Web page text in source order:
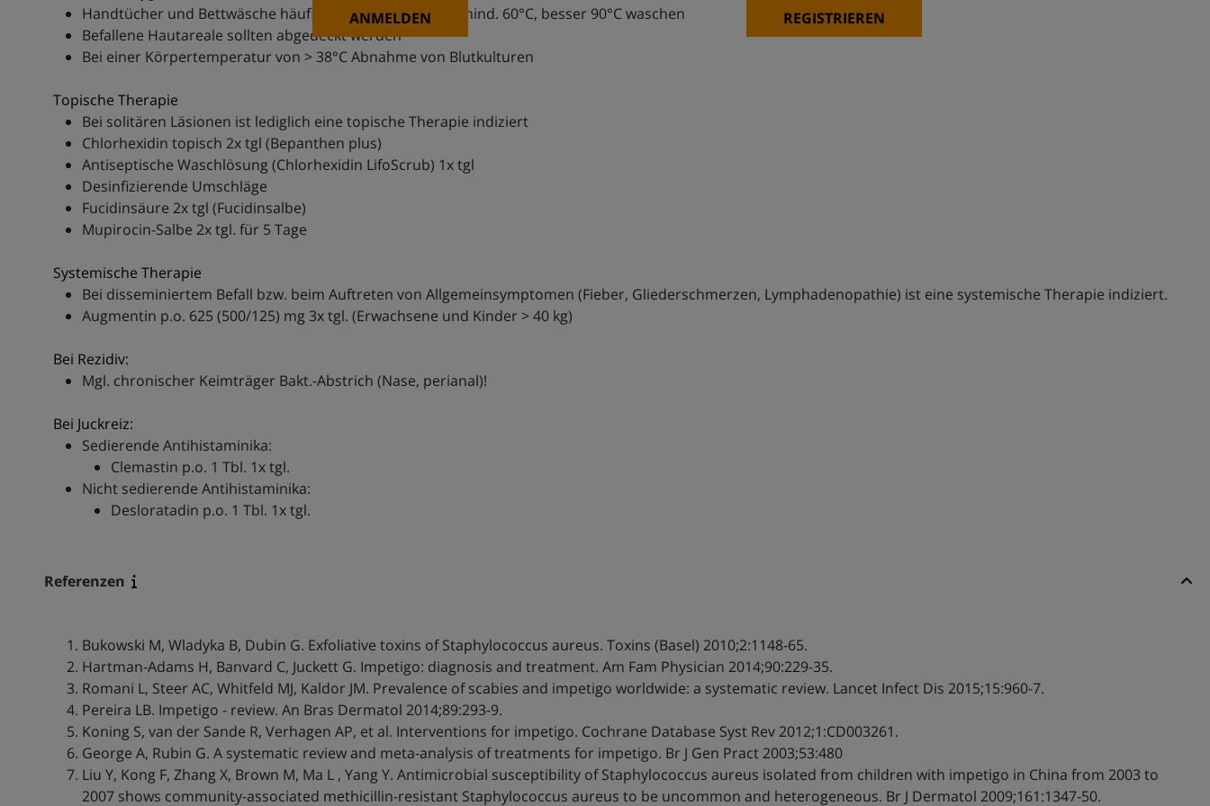
ANMELDEN REGISTRIEREN
Handtücher und Bettwäsche häufige Wechseln und mit mind. 60°C, besser 90°C waschen
Befallene Hautareale sollten abgedeckt werden
Bei einer Körpertemperatur von > 38°C Abnahme von Blutkulturen
Topische Therapie
Bei solitären Läsionen ist lediglich eine topische Therapie indiziert
Chlorhexidin topisch 2x tgl (Bepanthen plus)
Antiseptische Waschlösung (Chlorhexidin LifoScrub) 1x tgl
Desinfizierende Umschläge
Fucidinsäure 2x tgl (Fucidinsalbe)
Mupirocin-Salbe 2x tgl. für 5 Tage
Systemische Therapie
Bei disseminiertem Befall bzw. beim Auftreten von Allgemeinsymptomen (Fieber, Gliederschmerzen, Lymphadenopathie) ist eine systemische Therapie indiziert.
Augmentin p.o. 625 (500/125) mg 3x tgl. (Erwachsene und Kinder > 40 kg)
Bei Rezidiv:
Mgl. chronischer Keimträger Bakt.-Abstrich (Nase, perianal)!
Bei Juckreiz:
Sedierende Antihistaminika:
Clemastin p.o. 1 Tbl. 1x tgl.
Nicht sedierende Antihistaminika:
Desloratadin p.o. 1 Tbl. 1x tgl.
Referenzen
Bukowski M, Wladyka B, Dubin G. Exfoliative toxins of Staphylococcus aureus. Toxins (Basel) 2010;2:1148-65.
Hartman-Adams H, Banvard C, Juckett G. Impetigo: diagnosis and treatment. Am Fam Physician 2014;90:229-35.
Romani L, Steer AC, Whitfeld MJ, Kaldor JM. Prevalence of scabies and impetigo worldwide: a systematic review. Lancet Infect Dis 2015;15:960-7.
Pereira LB. Impetigo - review. An Bras Dermatol 2014;89:293-9.
Koning S, van der Sande R, Verhagen AP, et al. Interventions for impetigo. Cochrane Database Syst Rev 2012;1:CD003261.
George A, Rubin G. A systematic review and meta-analysis of treatments for impetigo. Br J Gen Pract 2003;53:480
Liu Y, Kong F, Zhang X, Brown M, Ma L , Yang Y. Antimicrobial susceptibility of Staphylococcus aureus isolated from children with impetigo in China from 2003 to
2007 shows community-associated methicillin-resistant Staphylococcus aureus to be uncommon and heterogeneous. Br J Dermatol 2009;161:1347-50.